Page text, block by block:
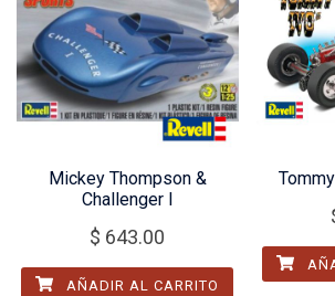
Mickey Thompson &
Challenger I
$ 643.00
AÑADIR AL CARRITO